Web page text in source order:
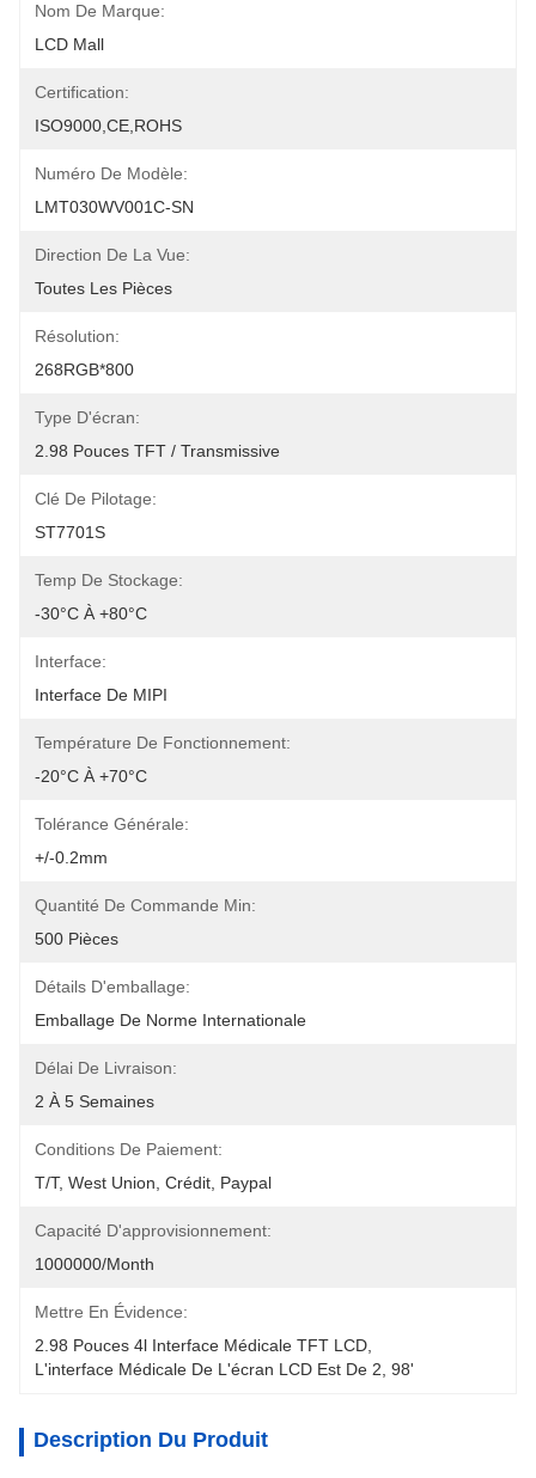
Nom De Marque:
LCD Mall
Certification:
ISO9000,CE,ROHS
Numéro De Modèle:
LMT030WV001C-SN
Direction De La Vue:
Toutes Les Pièces
Résolution:
268RGB*800
Type D'écran:
2.98 Pouces TFT / Transmissive
Clé De Pilotage:
ST7701S
Temp De Stockage:
-30°C À +80°C
Interface:
Interface De MIPI
Température De Fonctionnement:
-20°C À +70°C
Tolérance Générale:
+/-0.2mm
Quantité De Commande Min:
500 Pièces
Détails D'emballage:
Emballage De Norme Internationale
Délai De Livraison:
2 À 5 Semaines
Conditions De Paiement:
T/T, West Union, Crédit, Paypal
Capacité D'approvisionnement:
1000000/month
Mettre En Évidence:
2.98 Pouces 4l Interface Médicale TFT LCD
L'interface Médicale De L'écran LCD Est De 2 98'
Description Du Produit